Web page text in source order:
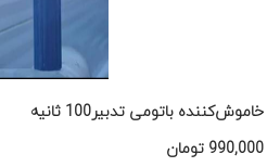
خاموش‌کننده باتومی تدبیر100 ثانیه
990,000 تومان